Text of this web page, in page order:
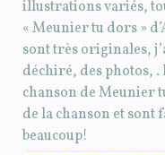
illustrations variés,
« Meunier tu dors »
sont très originales,
déchiré, des photos,
chanson de Meunier
de la chanson et sont
beaucoup!